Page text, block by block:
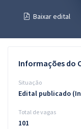
Mentorias
Conteúdo gratuito
Blog
Baixar edital
Informações do
Situação
Edital publicado
Total de vagas
101